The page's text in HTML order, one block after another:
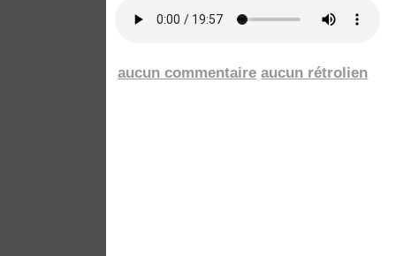
aucun commentaire aucun rétrolien